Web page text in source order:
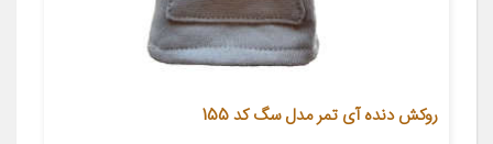
روکش دنده آی تمر مدل سگ کد 155